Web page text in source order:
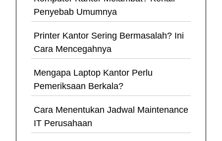
Penyebab Umumnya
Printer Kantor Sering Bermasalah? Ini
Cara Mencegahnya
Mengapa Laptop Kantor Perlu
Pemeriksaan Berkala?
Cara Menentukan Jadwal Maintenance
IT Perusahaan